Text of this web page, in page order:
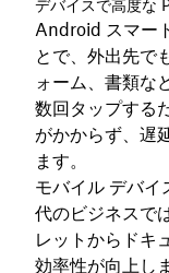
デバイスで高度な
Android スマー
とで、外出先で
ォーム、書類な
数回タップする
がかからず、遅
ます。
モバイル デバイ
代のビジネスで
レットからドキ
効率性が向上し